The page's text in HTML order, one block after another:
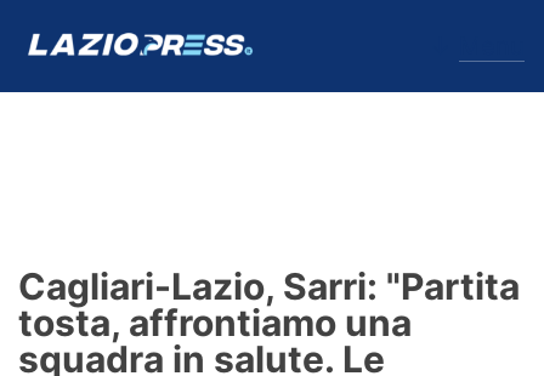
Formello
Infortuni
Cagliari-Lazio, Sarri: "Partita
tosta, affrontiamo una
squadra in salute. Le